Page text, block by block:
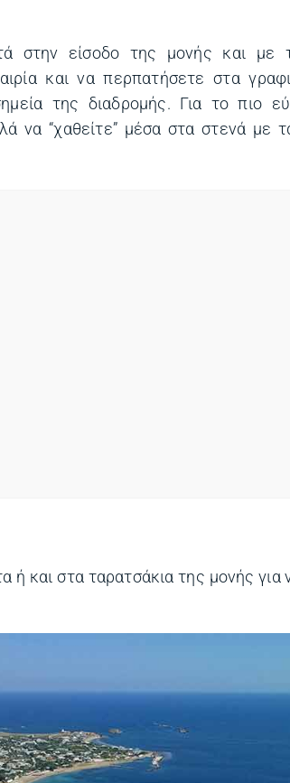
στην είσοδο της μονής και με
και να περπατήσετε στα
της διαδρομής. Για το πιο
να “χαθείτε” μέσα στα στενά με
ή και στα ταρατσάκια της μονής